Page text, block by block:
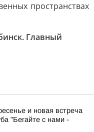
пространствах
Главный
и новая встреча
"Бегайте с нами -